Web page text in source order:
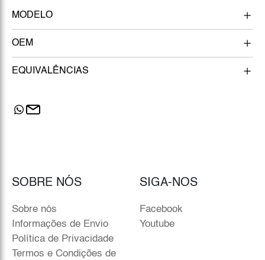
MODELO
OEM
EQUIVALÊNCIAS
SOBRE NÓS
Sobre nós
Informações de Envio
Política de Privacidade
Termos e Condições de
SIGA-NOS
Facebook
Youtube